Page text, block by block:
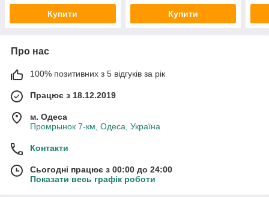
Купити Купити
Про нас
100% позитивних з 5 відгуків за рік
Працює з 18.12.2019
м. Одеса
Промрынок 7-км, Одеса, Україна
Контакти
Сьогодні працює з 00:00 до 24:00
Показати весь графік роботи